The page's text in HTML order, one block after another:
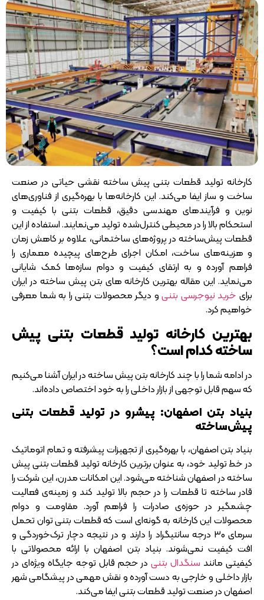
کارخانه‌ تولید قطعات بتنی پیش ساخته نقشی حیاتی در صنعت
ساخت و ساز ایفا می‌کند. این کارخانه‌ها با بهره‌گیری از فناوری‌های
نوین و فرآیندهای مهندسی دقیق، قطعات بتنی با کیفیت و
استحکام بالا را در محیطی کنترل‌شده تولید می‌نمایند. استفاده از این
قطعات پیش‌ساخته در پروژه‌های ساختمانی، علاوه بر کاهش زمان
و هزینه‌های ساخت، امکان اجرای طرح‌های پیچیده معماری را
فراهم آورده و به ارتقای کیفیت و دوام سازه‌ها کمک شایانی
می‌نماید. این مقاله بهترین کارخانه های بتن پیش ساخته در ایران
برای خرید نیوجرسی بتنیو دیگر محصولات بتنی را به شما معرفی
خواهیم کرد.
بهترین کارخانه تولید قطعات بتنی پیش
ساخته کدام است؟
در ادامه شما را با چند کارخانه بتن پیش ساخته در ایران آشنا می‌کنیم
که سهم قابل توجهی از بازار داخلی را به خود اختصاص داده‌اند.
بنیاد بتن اصفهان: پیشرو در تولید قطعات بتنی
پیش‌ساخته
بنیاد بتن اصفهان، با بهره‌گیری از تجهیزات پیشرفته و تمام اتوماتیک
در خط تولید خود، به عنوان برترین کارخانه تولید قطعات بتنی پیش
‌ساخته در اصفهان شناخته می‌شود. این امکانات مدرن، این شرکت را
قادر ساخته تا قطعات را در حجم بالا تولید کند و زمینه‌ی فعالیت
چشمگیر در حوزه‌ی صادرات را فراهم آورد. مقاومت و دوام
محصولات این کارخانه به گونه‌ای است که قطعات بتنی توان تحمل
سرمای 30 درجه سانتیگراد را دارند و در نتیجه دچار ترک‌خوردگی و
افت کیفیت نمی‌شوند. بنیاد بتن اصفهان با ارائه محصولاتی با
کیفیتی مانند سنگدال بتنی در حجم قابل توجه جایگاه ویژه‌ای در
بازار داخلی و خارجی به دست آورده و نقش مهمی در پیشگامی شهر
اصفهان در صنعت تولید قطعات بتنی ایفا می‌کند.